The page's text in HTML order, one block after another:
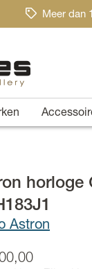
Meer dan
horloge
Astron